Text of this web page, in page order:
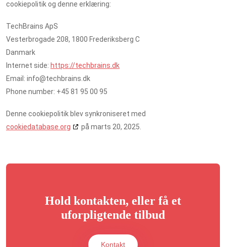
cookiepolitik og denne erklæring:
TechBrains ApS
Vesterbrogade 208, 1800 Frederiksberg C
Danmark
Internet side: https://techbrains.dk
Email: info@techbrains.dk
Phone number: +45 81 95 00 95
Denne cookiepolitik blev synkroniseret med
cookiedatabase.org
på marts 20, 2025.
Hold kontakten, eller få et
uforpligtende tilbud
Kontakt